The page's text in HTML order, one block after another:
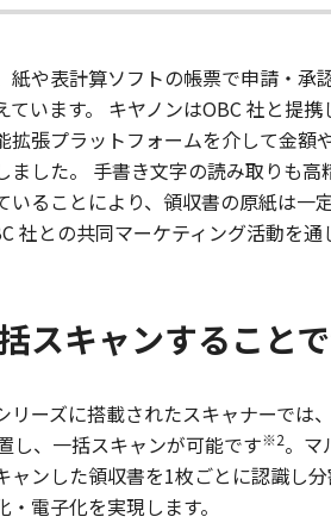
や表計算ソフトの帳票で申請・
います。 キヤノンはOBC 社と提
拡張プラットフォームを介して金
ました。 手書き文字の読み取りも
ることにより、領収書の原紙は
社との共同マーケティング活動を
スキャンすること
リーズに搭載されたスキャナーで
し、一括スキャンが可能です※2。マ
ャンした領収書を1枚ごとに認識し
電子化を実現します。